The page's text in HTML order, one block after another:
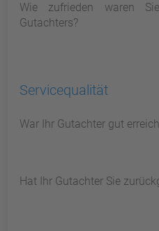
Wie zufrieden waren
Gutachters?
Servicequalität
War Ihr Gutachter gut
Hat Ihr Gutachter Sie